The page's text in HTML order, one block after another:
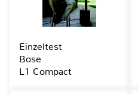
Einzeltest
Bose
L1 Compact